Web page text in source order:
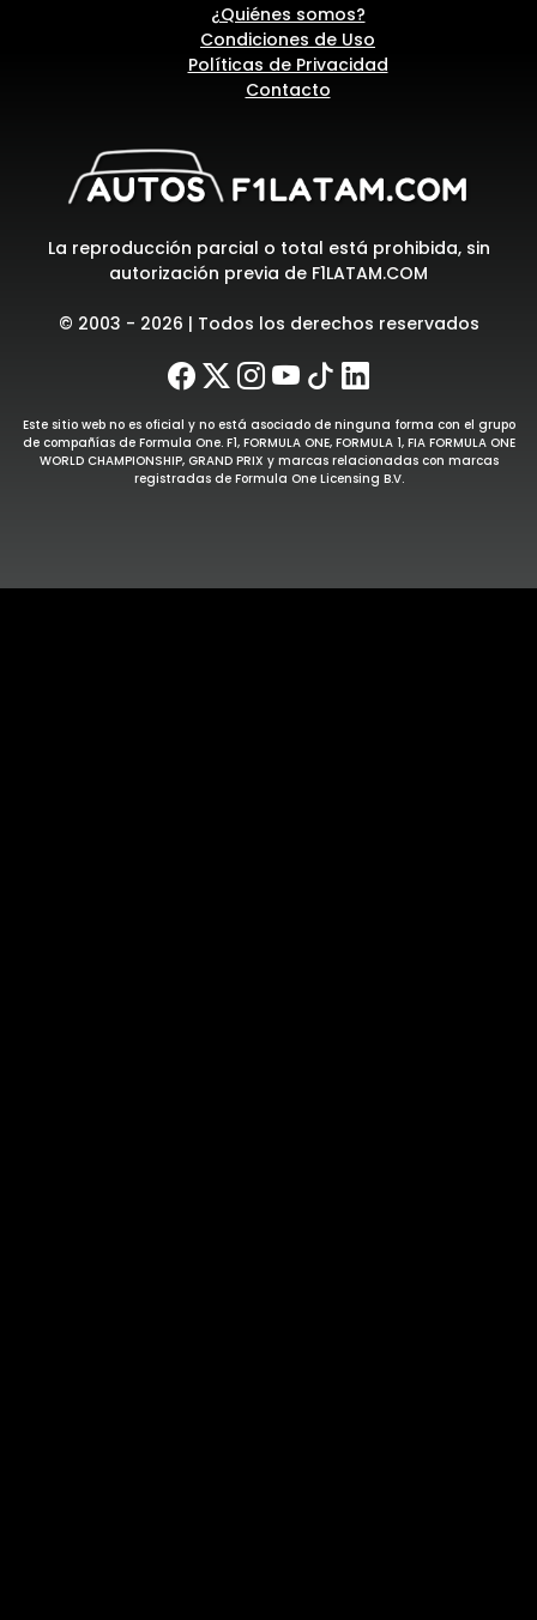
¿Quiénes somos?
Condiciones de Uso
Políticas de Privacidad
Contacto
La reproducción parcial o total está prohibida, sin
autorización previa de F1LATAM.COM
© 2003 - 2026 | Todos los derechos reservados
Este sitio web no es oficial y no está asociado de ninguna forma con el grupo
de compañías de Formula One. F1, FORMULA ONE, FORMULA 1, FIA FORMULA ONE
WORLD CHAMPIONSHIP, GRAND PRIX y marcas relacionadas con marcas
registradas de Formula One Licensing B.V.